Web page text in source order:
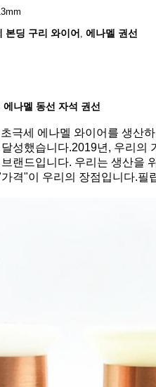
본딩 구리 와이어 , 에나멜 권선
에나멜 동선 자석 권선
극세 에나멜 와이어를 생산
성했습니다.2019년, 우리
랜드입니다. 우리는 생산을
격"이 우리의 장점입니다.